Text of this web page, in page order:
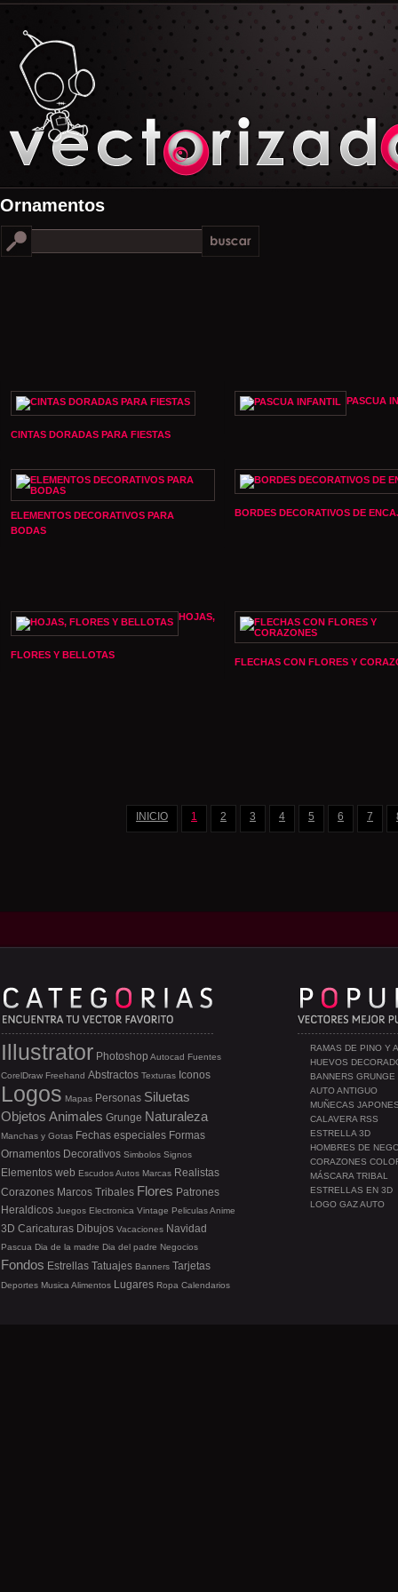
Ornamentos
CINTAS DORADAS PARA FIESTAS
PASCUA
ELEMENTOS DECORATIVOS PARA
BODAS
BORDES DECORATIVOS DE
HOJAS,
FLORES Y BELLOTAS
FLECHAS CON FLORES Y
INICIO 1 2 3 4 5 6 7
RAMAS DE PINO Y
HUEVOS
BANNERS GRUNGE
AUTO ANTIGUO
MUÑECAS
CALAVERA RSS
ESTRELLA 3D
HOMBRES DE
CORAZONES
MÁSCARA TRIBAL
ESTRELLAS EN 3D
LOGO GAZ AUTO
Illustrator Photoshop Autocad Fuentes
CorelDraw Freehand Abstractos Texturas Iconos
Logos Mapas Personas Siluetas
Objetos Animales Grunge Naturaleza
Manchas y Gotas Fechas especiales Formas
Ornamentos Decorativos Simbolos Signos
Elementos web EscudosAutos Marcas Realistas
Corazones Marcos Tribales Flores Patrones
Heraldicos Juegos Electronica Vintage PeliculasAnime
3D Caricaturas Dibujos Vacaciones Navidad
Pascua Dia de la madre Dia del padre Negocios
Fondos Estrellas Tatuajes Banners Tarjetas
Deportes Musica Alimentos Lugares Ropa Calendarios